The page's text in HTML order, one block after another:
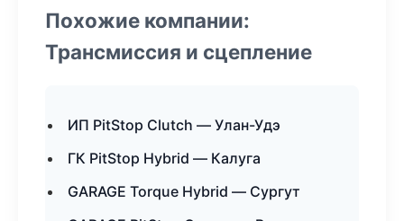
Похожие компании:
Трансмиссия и сцепление
ИП PitStop Clutch — Улан-Удэ
ГК PitStop Hybrid — Калуга
GARAGE Torque Hybrid — Сургут